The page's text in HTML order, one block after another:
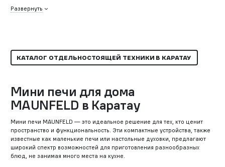
Развернуть
КАТАЛОГ ОТДЕЛЬНОСТОЯЩЕЙ ТЕХНИКИ В КАРАТАУ
Мини печи для дома
MAUNFELD в Каратау
Мини печи MAUNFELD — это идеальное решение для тех, кто ценит
пространство и функциональность. Эти компактные устройства, также
известные как маленькие печи или настольные духовки, предлагают
широкий спектр возможностей для приготовления разнообразных
блюд, не занимая много места на кухне.